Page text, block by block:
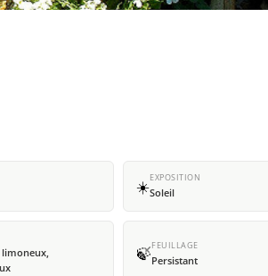
☀️EXPOSITION
Soleil
limoneux,
🍃FEUILLAGE
Persistant